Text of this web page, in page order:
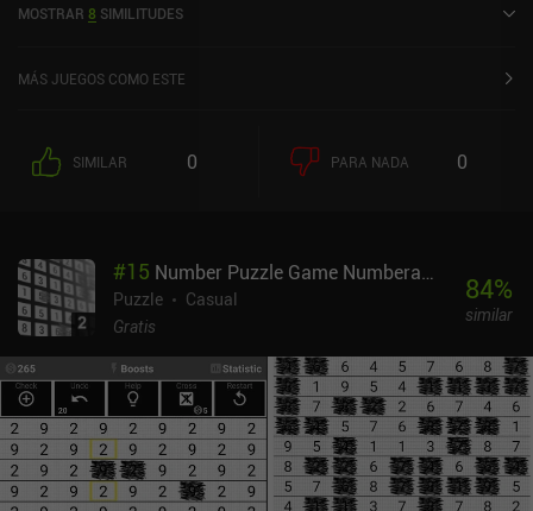
MOSTRAR 8 SIMILITUDES
MÁS JUEGOS COMO ESTE
SIMILAR 0 PARA NADA 0
#15 Number Puzzle Game Numberama 2
Puzzle
Casual
Gratis
84%
similar